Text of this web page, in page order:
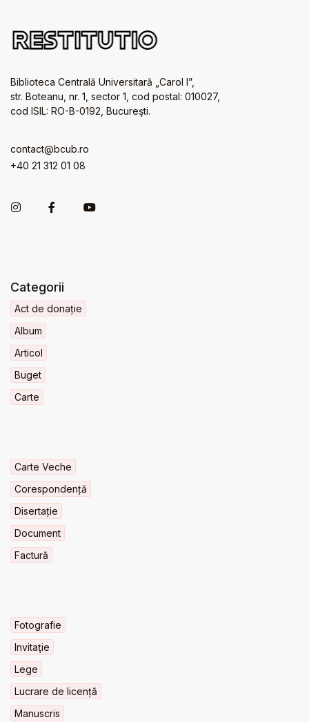
Biblioteca Centrală Universitară „Carol I”,
str. Boteanu, nr. 1, sector 1, cod postal: 010027,
cod ISIL: RO-B-0192, Bucureşti.
contact@bcub.ro
+40 21 312 01 08
Categorii
Act de donație
Album
Articol
Buget
Carte
Carte Veche
Corespondență
Disertație
Document
Factură
Fotografie
Invitaţie
Lege
Lucrare de licență
Manuscris